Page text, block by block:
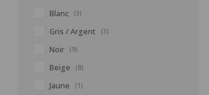
Blanc (3)
Gris / Argent (3)
Noir (9)
Beige (8)
Jaune (1)